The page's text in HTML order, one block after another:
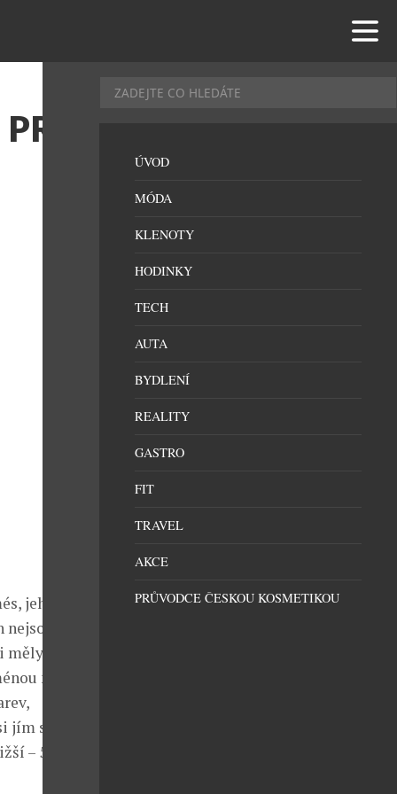
jehož
plně
své
není ani
své
– 530 USD
ÚVOD
MÓDA
KLENOTY
HODINKY
TECH
AUTA
BYDLENÍ
REALITY
GASTRO
FIT
TRAVEL
AKCE
PRŮVODCE ČESKOU KOSMETIKOU